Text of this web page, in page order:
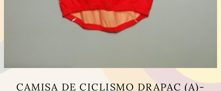
CAMISA DE CICLISMO DRAPAC (A)-